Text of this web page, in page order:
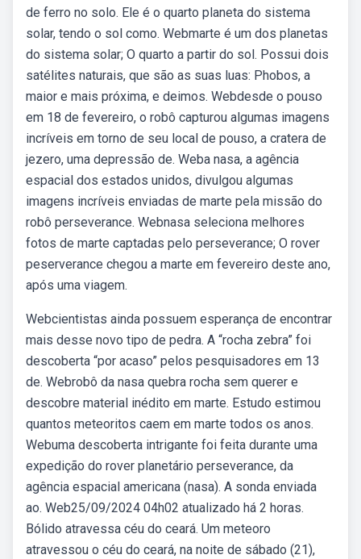
de ferro no solo. Ele é o quarto planeta do sistema
solar, tendo o sol como. Webmarte é um dos planetas
do sistema solar; O quarto a partir do sol. Possui dois
satélites naturais, que são as suas luas: Phobos, a
maior e mais próxima, e deimos. Webdesde o pouso
em 18 de fevereiro, o robô capturou algumas imagens
incríveis em torno de seu local de pouso, a cratera de
jezero, uma depressão de. Weba nasa, a agência
espacial dos estados unidos, divulgou algumas
imagens incríveis enviadas de marte pela missão do
robô perseverance. Webnasa seleciona melhores
fotos de marte captadas pelo perseverance; O rover
peserverance chegou a marte em fevereiro deste ano,
após uma viagem.
Webcientistas ainda possuem esperança de encontrar
mais desse novo tipo de pedra. A “rocha zebra” foi
descoberta “por acaso” pelos pesquisadores em 13
de. Webrobô da nasa quebra rocha sem querer e
descobre material inédito em marte. Estudo estimou
quantos meteoritos caem em marte todos os anos.
Webuma descoberta intrigante foi feita durante uma
expedição do rover planetário perseverance, da
agência espacial americana (nasa). A sonda enviada
ao. Web25/09/2024 04h02 atualizado há 2 horas.
Bólido atravessa céu do ceará. Um meteoro
atravessou o céu do ceará, na noite de sábado (21),